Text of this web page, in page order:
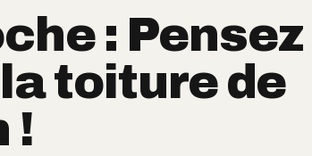
: Pensez
toiture de
!